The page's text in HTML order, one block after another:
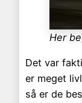
Her
Det var
er meget
så er de